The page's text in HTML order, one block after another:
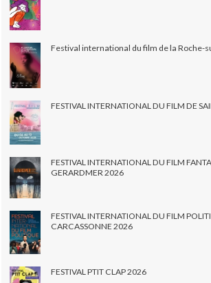
Festival international du film de la Roche-
FESTIVAL INTERNATIONAL DU FILM DE
FESTIVAL INTERNATIONAL DU FILM
GERARDMER 2026
FESTIVAL INTERNATIONAL DU FILM
CARCASSONNE 2026
FESTIVAL PTIT CLAP 2026